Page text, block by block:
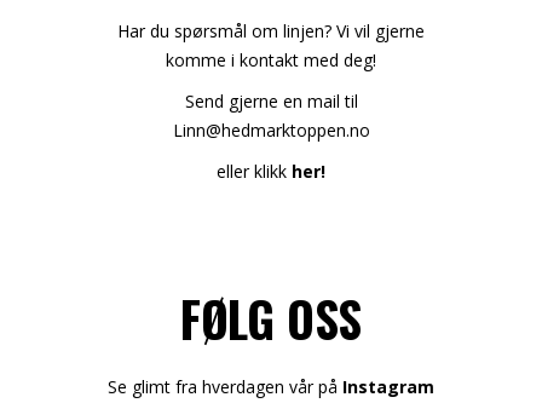
Har du spørsmål om linjen? Vi vil gjerne
komme i kontakt med deg!
Send gjerne en mail til
Linn@hedmarktoppen.no
eller klikk her!
FØLG OSS
Se glimt fra hverdagen vår på Instagram